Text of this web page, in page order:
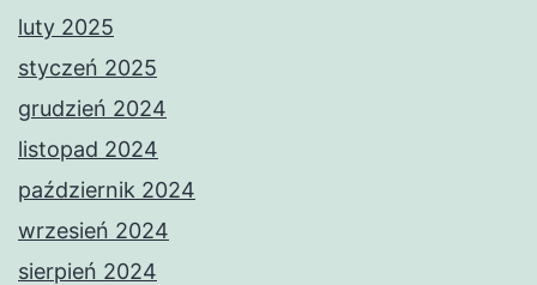
luty 2025
styczeń 2025
grudzień 2024
listopad 2024
październik 2024
wrzesień 2024
sierpień 2024